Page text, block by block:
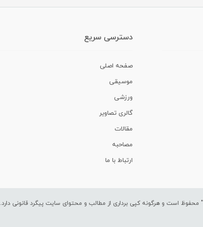
دسترسی سریع
صفحه اصلی
موسیقی
ورزشی
گالری تصاویر
مقالات
مصاحبه
ارتباط با ما
" محفوظ است و هرگونه کپی برداری از مطالب و محتوای سایت پیگرد قانونی دارد.